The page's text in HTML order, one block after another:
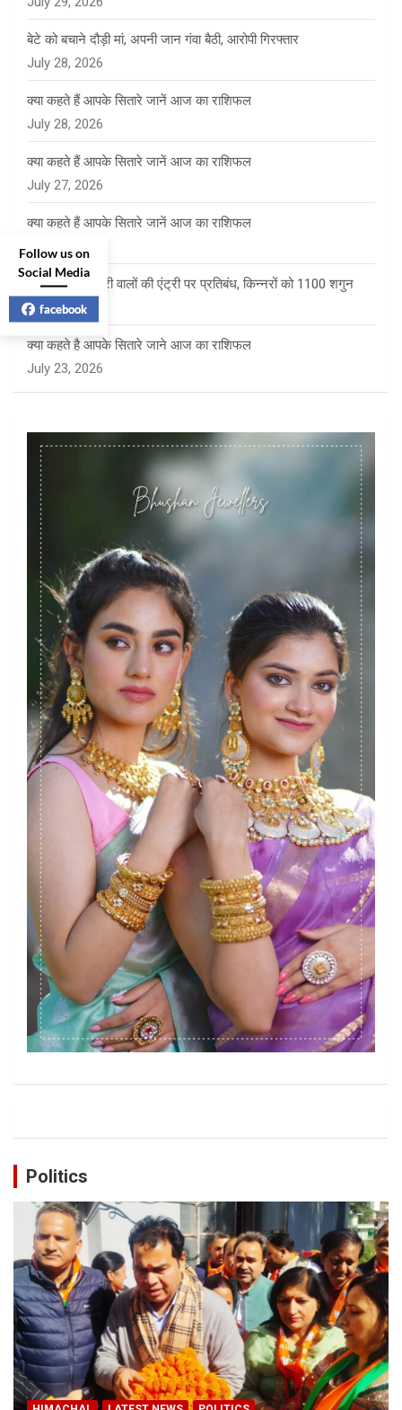
बेटे को बचाने दौड़ी मां, अपनी जान गंवा बैठी, आरोपी गिरफ्तार
July 28, 2026
क्या कहते हैं आपके सितारे जानें आज का राशिफल
July 28, 2026
क्या कहते हैं आपके सितारे जानें आज का राशिफल
July 27, 2026
क्या कहते हैं आपके सितारे जानें आज का राशिफल
July 24, 2026
साई पंचायत में फेरी वालों की एंट्री पर प्रतिबंध, किन्नरों को 1100 शगुन
July 23, 2026
क्या कहते है आपके सितारे जाने आज का राशिफल
July 23, 2026
Politics
Follow us on
Social Media
facebook